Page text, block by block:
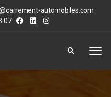
automobiles.com
07